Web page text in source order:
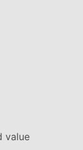
value